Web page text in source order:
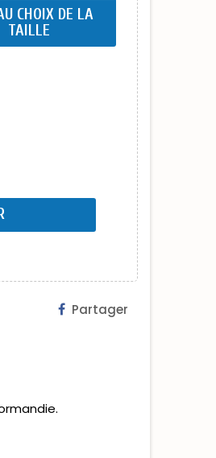
CHOIX DE LA
TAILLE
Partager